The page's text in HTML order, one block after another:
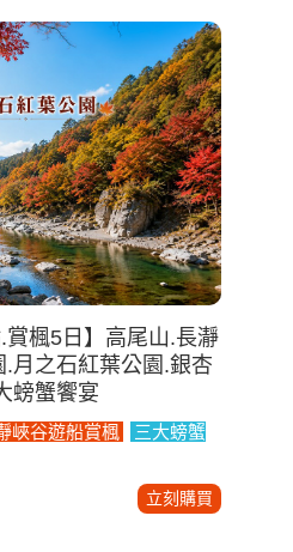
賞楓5日】高尾山.長瀞
月之石紅葉公園.銀杏
螃蟹饗宴
峽谷遊船賞楓
三大螃蟹
立刻購買